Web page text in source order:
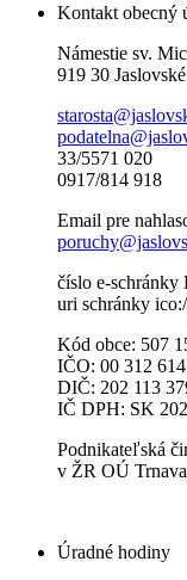
Kontakt obecný
Námestie sv.
919 30
33/5571 020
0917/814 918
Email pre
číslo e-schránky
uri schránky
Kód obce: 507
IČO: 00 312 614
DIČ: 202 113
IČ DPH: SK
Podnikateľská
v ŽR OÚ
Úradné hodiny